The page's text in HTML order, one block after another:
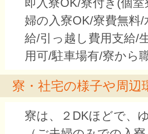
即入寮OK/寮付き(個
婦の入寮OK/寮費無料
給/引っ越し費用支給/
用可/駐車場有/寮から
寮・社宅の様子や周辺
寮は、２DKほどで、